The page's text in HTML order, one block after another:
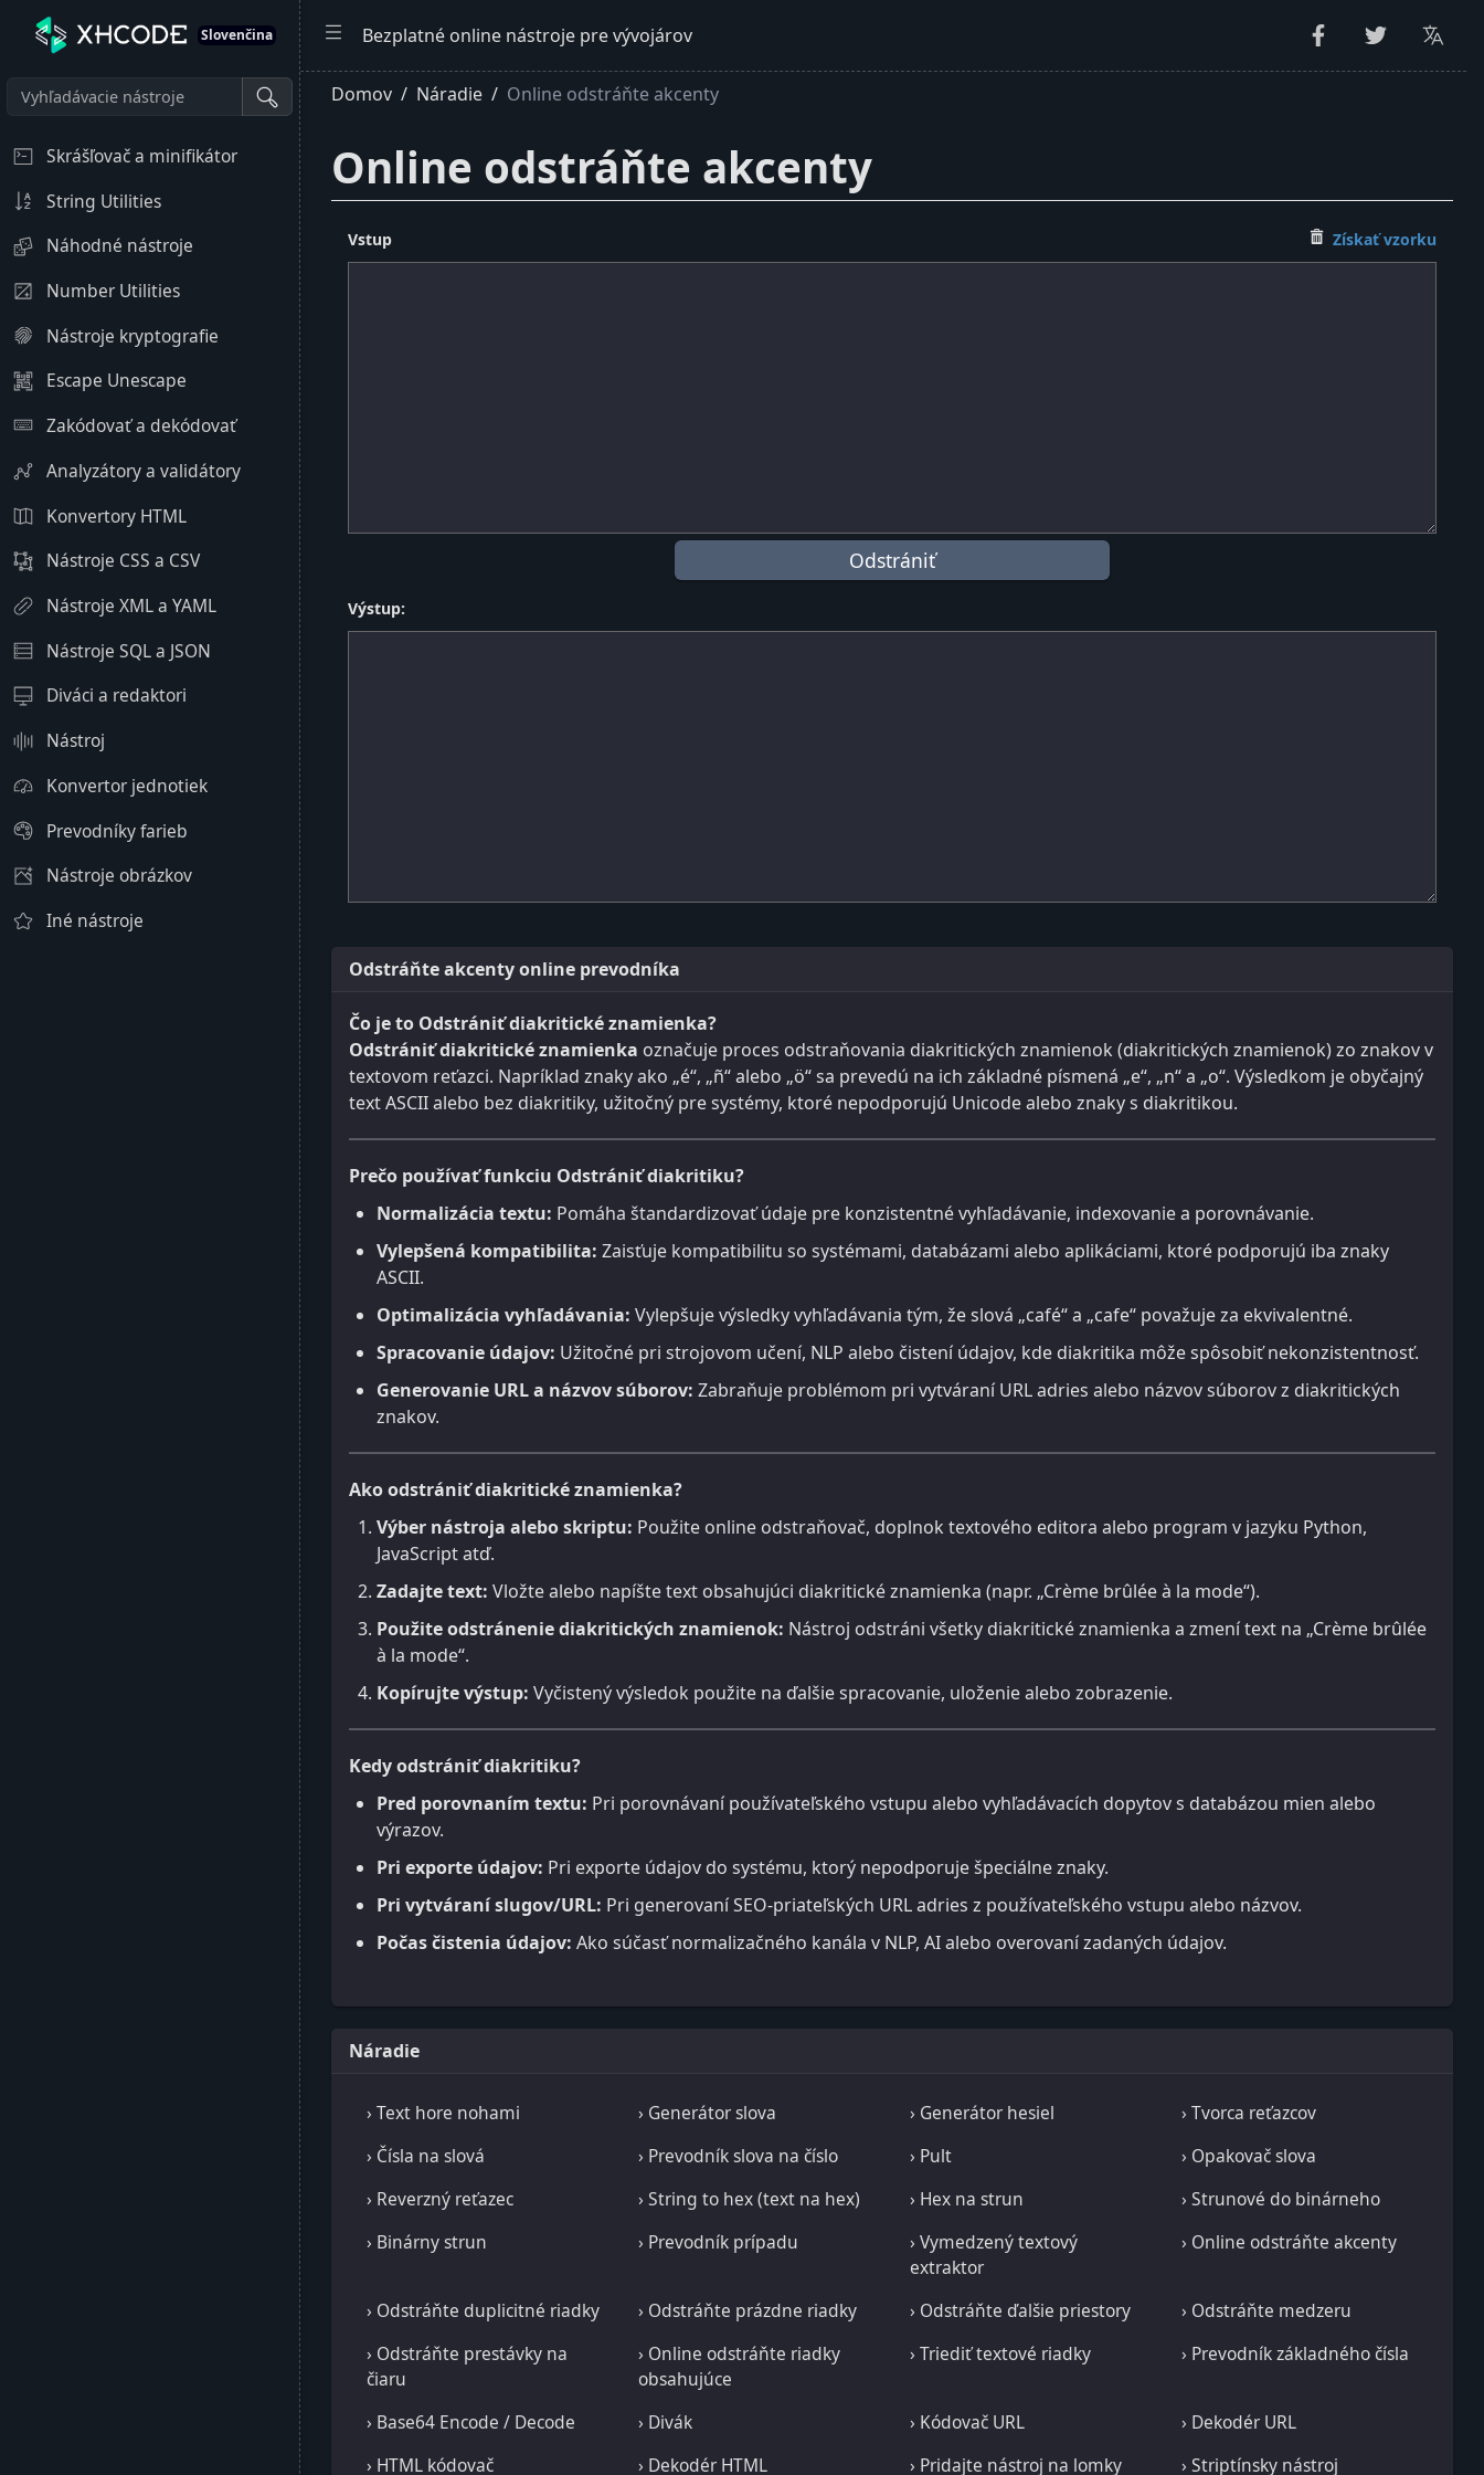
Slovenčina
Skrášľovač a minifikátor
String Utilities
Náhodné nástroje
Number Utilities
Nástroje kryptografie
Escape Unescape
Zakódovať a dekódovať
Analyzátory a validátory
Konvertory HTML
Nástroje CSS a CSV
Nástroje XML a YAML
Nástroje SQL a JSON
Diváci a redaktori
Nástroj
Konvertor jednotiek
Prevodníky farieb
Nástroje obrázkov
Iné nástroje
Bezplatné online nástroje pre vývojárov
Domov Náradie Online odstráňte akcenty
Online odstráňte akcenty
Vstup Získať vzorku
Výstup:
Odstráňte akcenty online prevodníka
Čo je to Odstrániť diakritické znamienka?
Odstrániť diakritické znamienka označuje proces odstraňovania diakritických znamienok (diakritických znamienok) zo znakov v
textovom reťazci. Napríklad znaky ako „é“, „ñ“ alebo „ö“ sa prevedú na ich základné písmená „e“, „n“ a „o“. Výsledkom je obyčajný
text ASCII alebo bez diakritiky, užitočný pre systémy, ktoré nepodporujú Unicode alebo znaky s diakritikou.
Prečo používať funkciu Odstrániť diakritiku?
Normalizácia textu: Pomáha štandardizovať údaje pre konzistentné vyhľadávanie, indexovanie a porovnávanie.
Vylepšená kompatibilita: Zaisťuje kompatibilitu so systémami, databázami alebo aplikáciami, ktoré podporujú iba znaky
ASCII.
Optimalizácia vyhľadávania: Vylepšuje výsledky vyhľadávania tým, že slová „café“ a „cafe“ považuje za ekvivalentné.
Spracovanie údajov: Užitočné pri strojovom učení, NLP alebo čistení údajov, kde diakritika môže spôsobiť nekonzistentnosť.
Generovanie URL a názvov súborov: Zabraňuje problémom pri vytváraní URL adries alebo názvov súborov z diakritických
znakov.
Ako odstrániť diakritické znamienka?
Výber nástroja alebo skriptu: Použite online odstraňovač, doplnok textového editora alebo program v jazyku Python,
JavaScript atď.
Zadajte text: Vložte alebo napíšte text obsahujúci diakritické znamienka (napr. „Crème brûlée à la mode“).
Použite odstránenie diakritických znamienok: Nástroj odstráni všetky diakritické znamienka a zmení text na „Crème brûlée
à la mode“.
Kopírujte výstup: Vyčistený výsledok použite na ďalšie spracovanie, uloženie alebo zobrazenie.
Kedy odstrániť diakritiku?
Pred porovnaním textu: Pri porovnávaní používateľského vstupu alebo vyhľadávacích dopytov s databázou mien alebo
výrazov.
Pri exporte údajov: Pri exporte údajov do systému, ktorý nepodporuje špeciálne znaky.
Pri vytváraní slugov/URL: Pri generovaní SEO-priateľských URL adries z používateľského vstupu alebo názvov.
Počas čistenia údajov: Ako súčasť normalizačného kanála v NLP, AI alebo overovaní zadaných údajov.
Náradie
› Text hore nohami › Generátor slova › Generátor hesiel
› Tvorca reťazcov
› Čísla na slová
› Prevodník slova na číslo › Pult
› Opakovač slova
› Reverzný reťazec
› String to hex (text na hex) › Hex na strun
› Strunové do binárneho
› Binárny strun
› Prevodník prípadu
› Vymedzený textový
extraktor
› Online odstráňte akcenty
› Odstráňte duplicitné riadky › Odstráňte prázdne riadky › Odstráňte ďalšie priestory
› Odstráňte medzeru
› Odstráňte prestávky na
čiaru
› Online odstráňte riadky
obsahujúce
› Triediť textové riadky › Prevodník základného čísla
› Base64 Encode / Decode › Divák › Kódovač URL
› Dekodér URL
› HTML kódovač
› Dekodér HTML › Pridajte nástroj na lomky › Striptínsky nástroj